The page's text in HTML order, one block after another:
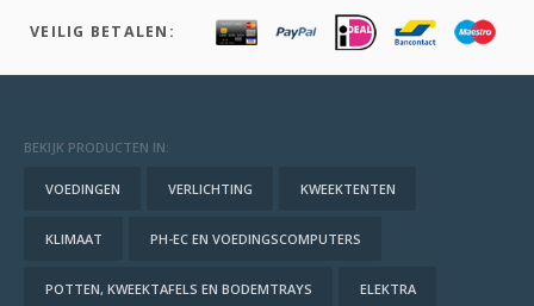
VEILIG BETALEN:
BEKIJK PRODUCTEN IN:
VOEDINGEN VERLICHTING KWEEKTENTEN
KLIMAAT PH-EC EN VOEDINGSCOMPUTERS
POTTEN, KWEEKTAFELS EN BODEMTRAYS ELEKTRA